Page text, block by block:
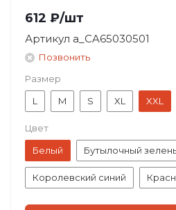
612 ₽/шт
Артикул a_CA65030501
Позвонить
Размер
L
M S XL XXL
Цвет
Белый
Бутылочный
Королевский синий